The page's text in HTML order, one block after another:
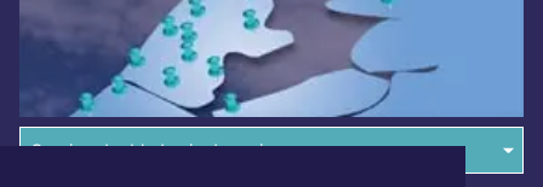
Overige dagbladen in de regio